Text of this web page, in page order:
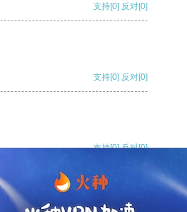
支持[0] 反对[0]
支持[0] 反对[0]
支持[0] 反对[0]